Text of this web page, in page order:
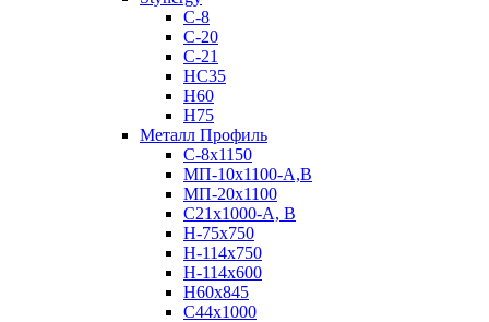
C-8
C-20
C-21
НС35
Н60
H75
Металл Профиль
С-8х1150
МП-10x1100-А,В
МП-20х1100
С21х1000-А, В
H-75х750
Н-114х750
Н-114х600
Н60х845
С44х1000